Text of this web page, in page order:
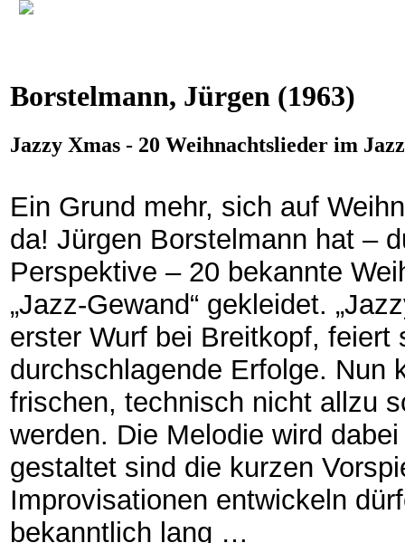
Borstelmann, Jürgen (1963)
Jazzy Xmas - 20 Weihnachtslieder im
Ein Grund mehr, sich auf
da! Jürgen Borstelmann hat –
Perspektive – 20 bekannte
„Jazz-Gewand“ gekleidet.
erster Wurf bei Breitkopf, feiert
durchschlagende Erfolge. Nun
frischen, technisch nicht allzu
werden. Die Melodie wird
gestaltet sind die kurzen
Improvisationen entwickeln
bekanntlich lang …